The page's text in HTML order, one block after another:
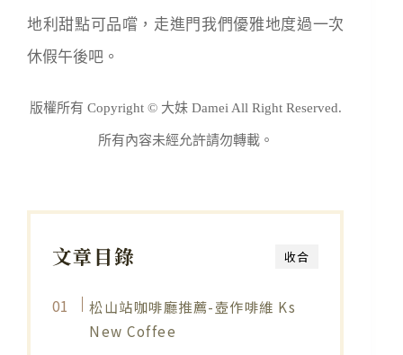
地利甜點可品嚐，走進門我們優雅地度過一次
休假午後吧。
版權所有 Copyright © 大妹 Damei All Right Reserved.
所有內容未經允許請勿轉載。
收合
文章目錄
松山站咖啡廳推薦-壺作啡維 Ks
New Coffee